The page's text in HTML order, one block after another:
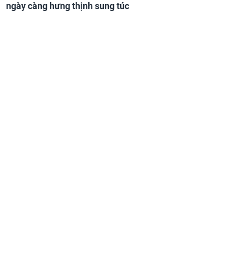
ngày càng hưng thịnh sung túc